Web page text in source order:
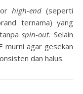
high-end (seperti
ternama) yang
spin-out. Selain
murni agar gesekan
dan halus.